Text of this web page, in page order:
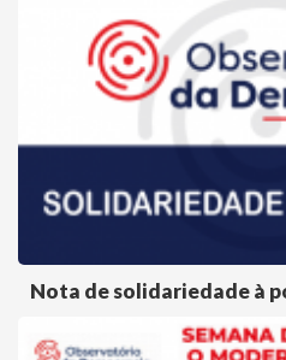
Nota de solidariedade à